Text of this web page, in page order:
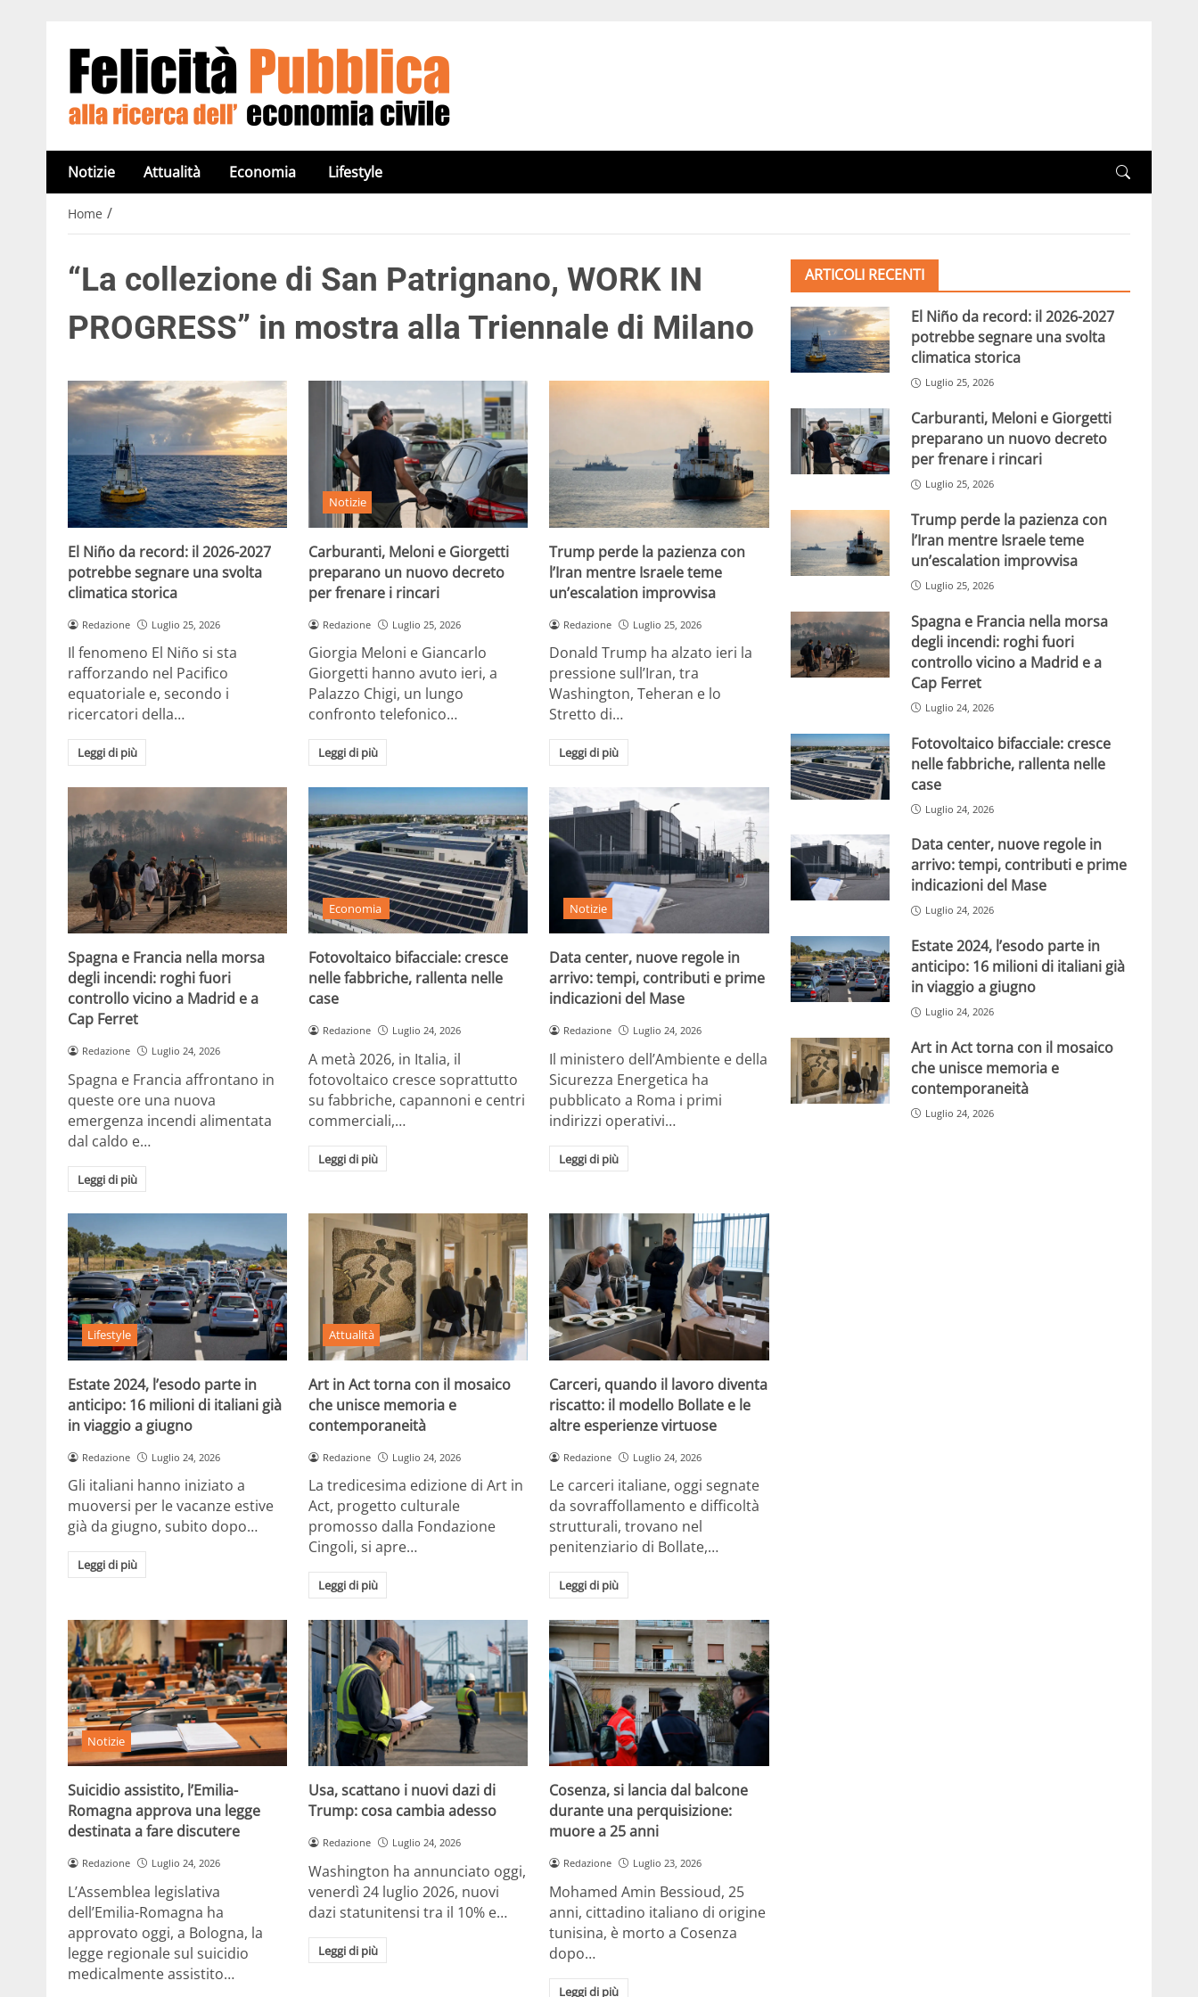
Notizie Attualità Economia Lifestyle
Home /
“La collezione di San Patrignano, WORK IN
PROGRESS” in mostra alla Triennale di Milano
El Niño da record: il 2026-2027
potrebbe segnare una svolta
climatica storica
Redazione Luglio 25, 2026
Il fenomeno El Niño si sta
rafforzando nel Pacifico
equatoriale e, secondo i
ricercatori della…
Leggi di più
Notizie
Carburanti, Meloni e Giorgetti
preparano un nuovo decreto
per frenare i rincari
Redazione Luglio 25, 2026
Giorgia Meloni e Giancarlo
Giorgetti hanno avuto ieri, a
Palazzo Chigi, un lungo
confronto telefonico…
Leggi di più
Trump perde la pazienza con
l’Iran mentre Israele teme
un’escalation improvvisa
Redazione Luglio 25, 2026
Donald Trump ha alzato ieri la
pressione sull’Iran, tra
Washington, Teheran e lo
Stretto di…
Leggi di più
Spagna e Francia nella morsa
degli incendi: roghi fuori
controllo vicino a Madrid e a
Cap Ferret
Redazione Luglio 24, 2026
Spagna e Francia affrontano in
queste ore una nuova
emergenza incendi alimentata
dal caldo e…
Leggi di più
Economia
Fotovoltaico bifacciale: cresce
nelle fabbriche, rallenta nelle
case
Redazione Luglio 24, 2026
A metà 2026, in Italia, il
fotovoltaico cresce soprattutto
su fabbriche, capannoni e centri
commerciali,…
Leggi di più
Notizie
Data center, nuove regole in
arrivo: tempi, contributi e prime
indicazioni del Mase
Redazione Luglio 24, 2026
Il ministero dell’Ambiente e della
Sicurezza Energetica ha
pubblicato a Roma i primi
indirizzi operativi…
Leggi di più
Lifestyle
Estate 2024, l’esodo parte in
anticipo: 16 milioni di italiani già
in viaggio a giugno
Redazione Luglio 24, 2026
Gli italiani hanno iniziato a
muoversi per le vacanze estive
già da giugno, subito dopo…
Leggi di più
Attualità
Art in Act torna con il mosaico
che unisce memoria e
contemporaneità
Redazione Luglio 24, 2026
La tredicesima edizione di Art in
Act, progetto culturale
promosso dalla Fondazione
Cingoli, si apre…
Leggi di più
Carceri, quando il lavoro diventa
riscatto: il modello Bollate e le
altre esperienze virtuose
Redazione Luglio 24, 2026
Le carceri italiane, oggi segnate
da sovraffollamento e difficoltà
strutturali, trovano nel
penitenziario di Bollate,…
Leggi di più
Notizie
Suicidio assistito, l’Emilia-
Romagna approva una legge
destinata a fare discutere
Redazione Luglio 24, 2026
L’Assemblea legislativa
dell’Emilia-Romagna ha
approvato oggi, a Bologna, la
legge regionale sul suicidio
medicalmente assistito…
Usa, scattano i nuovi dazi di
Trump: cosa cambia adesso
Redazione Luglio 24, 2026
Washington ha annunciato oggi,
venerdì 24 luglio 2026, nuovi
dazi statunitensi tra il 10% e…
Leggi di più
Cosenza, si lancia dal balcone
durante una perquisizione:
muore a 25 anni
Redazione Luglio 23, 2026
Mohamed Amin Bessioud, 25
anni, cittadino italiano di origine
tunisina, è morto a Cosenza
dopo…
Leggi di più
ARTICOLI RECENTI
El Niño da record: il 2026-2027
potrebbe segnare una svolta
climatica storica
Luglio 25, 2026
Carburanti, Meloni e Giorgetti
preparano un nuovo decreto
per frenare i rincari
Luglio 25, 2026
Trump perde la pazienza con
l’Iran mentre Israele teme
un’escalation improvvisa
Luglio 25, 2026
Spagna e Francia nella morsa
degli incendi: roghi fuori
controllo vicino a Madrid e a
Cap Ferret
Luglio 24, 2026
Fotovoltaico bifacciale: cresce
nelle fabbriche, rallenta nelle
case
Luglio 24, 2026
Data center, nuove regole in
arrivo: tempi, contributi e prime
indicazioni del Mase
Luglio 24, 2026
Estate 2024, l’esodo parte in
anticipo: 16 milioni di italiani già
in viaggio a giugno
Luglio 24, 2026
Art in Act torna con il mosaico
che unisce memoria e
contemporaneità
Luglio 24, 2026